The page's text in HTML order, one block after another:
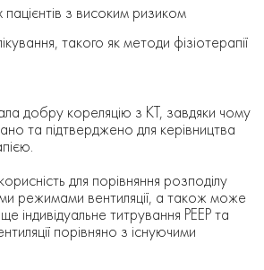
з високим ризиком
такого як методи фізіотерапії
добру кореляцію з КТ, завдяки чому
та підтверджено для керівництва
для порівняння розподілу
режимами вентиляції, а також може
індивідуальне титрування PEEP та
порівняно з існуючими